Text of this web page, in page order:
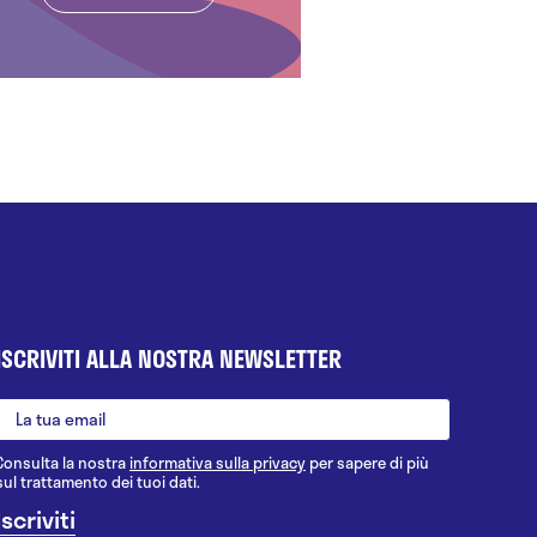
ALLA NOSTRA NEWSLETTER
la nostrainformativa sulla privacy per sapere di più
trattamento dei tuoi dati.